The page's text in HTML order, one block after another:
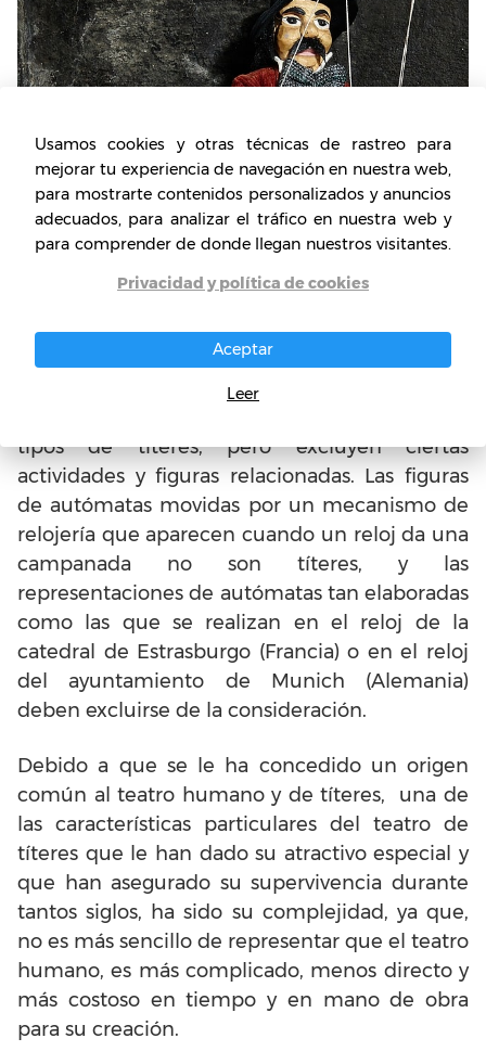
El teatro de títeres incluye una múltiple
tipos de títeres, pero excluyen ciertas
actividades y figuras relacionadas. Las figuras
de autómatas movidas por un mecanismo de
relojería que aparecen cuando un reloj da una
campanada no son títeres, y las
representaciones de autómatas tan elaboradas
como las que se realizan en el reloj de la
catedral de Estrasburgo (Francia) o en el reloj
del ayuntamiento de Munich (Alemania)
deben excluirse de la consideración.
Debido a que se le ha concedido un origen
común al teatro humano y de títeres, una de
las características particulares del teatro de
títeres que le han dado su atractivo especial y
que han asegurado su supervivencia durante
tantos siglos, ha sido su complejidad, ya que,
no es más sencillo de representar que el teatro
humano, es más complicado, menos directo y
más costoso en tiempo y en mano de obra
para su creación.
Usamos cookies y otras técnicas de rastreo para
mejorar tu experiencia de navegación en nuestra web,
para mostrarte contenidos personalizados y anuncios
adecuados, para analizar el tráfico en nuestra web y
para comprender de donde llegan nuestros visitantes.
Privacidad y política de cookies
Aceptar
Leer